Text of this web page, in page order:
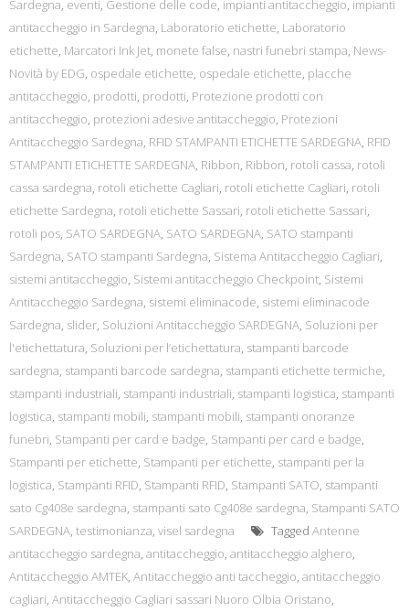
Sardegna, eventi, Gestione delle code, impianti antitaccheggio, impianti
antitaccheggio in Sardegna, Laboratorio etichette, Laboratorio
etichette, Marcatori Ink Jet, monete false, nastri funebri stampa, News-
Novità by EDG, ospedale etichette, ospedale etichette, placche
antitaccheggio, prodotti, prodotti, Protezione prodotti con
antitaccheggio, protezioni adesive antitaccheggio, Protezioni
Antitaccheggio Sardegna, RFID STAMPANTI ETICHETTE SARDEGNA, RFID
STAMPANTI ETICHETTE SARDEGNA, Ribbon, Ribbon, rotoli cassa, rotoli
cassa sardegna, rotoli etichette Cagliari, rotoli etichette Cagliari, rotoli
etichette Sardegna, rotoli etichette Sassari, rotoli etichette Sassari,
rotoli pos, SATO SARDEGNA, SATO SARDEGNA, SATO stampanti
Sardegna, SATO stampanti Sardegna, Sistema Antitaccheggio Cagliari,
sistemi antitaccheggio, Sistemi antitaccheggio Checkpoint, Sistemi
Antitaccheggio Sardegna, sistemi eliminacode, sistemi eliminacode
Sardegna, slider, Soluzioni Antitaccheggio SARDEGNA, Soluzioni per
l'etichettatura, Soluzioni per l’etichettatura, stampanti barcode
sardegna, stampanti barcode sardegna, stampanti etichette termiche,
stampanti industriali, stampanti industriali, stampanti logistica, stampanti
logistica, stampanti mobili, stampanti mobili, stampanti onoranze
funebri, Stampanti per card e badge, Stampanti per card e badge,
Stampanti per etichette, Stampanti per etichette, stampanti per la
logistica, Stampanti RFID, Stampanti RFID, Stampanti SATO, stampanti
sato Cg408e sardegna, stampanti sato Cg408e sardegna, Stampanti SATO
SARDEGNA, testimonianza, visel sardegna Tagged Antenne
antitaccheggio sardegna, antitaccheggio, antitaccheggio alghero,
Antitaccheggio AMTEK, Antitaccheggio anti taccheggio, antitaccheggio
cagliari, Antitaccheggio Cagliari sassari Nuoro Olbia Oristano,